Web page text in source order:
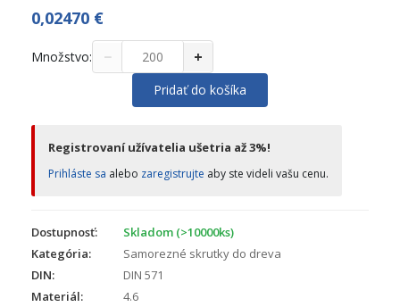
0,02470 €
Množstvo: − +
Pridať do košíka
Registrovaní užívatelia ušetria až 3%!
Prihláste sa alebo zaregistrujte aby ste videli vašu cenu.
Dostupnosť:
Skladom (>10000ks)
Kategória:
Samorezné skrutky do dreva
DIN:
DIN 571
Materiál:
4.6